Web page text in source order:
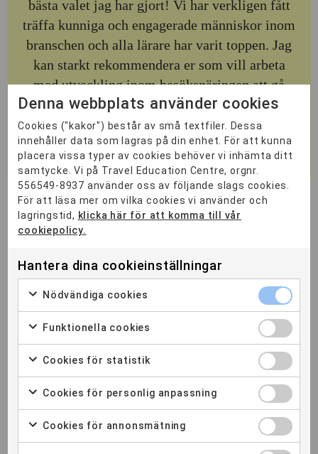
bästa valet jag har gjort! Vi har verkligen fått
träffa kunniga och engagerade människor inom
branschen och alla lärare har varit toppen. Jag
kan starkt rekommendera er som vill arbeta
med utveckling inom besöksnäringen att gå
denna utbildning.
Student
Ann-Sofie Nordgren
SÅ ANSÖKER DU
FAQ – VANLIGA FRÅGOR
COOKIEINSTÄLLNINGAR
Denna webbplats använder cookies
Cookies ("kakor") består av små textfiler. Dessa
innehåller data som lagras på din enhet. För att kunna
placera vissa typer av cookies behöver vi inhämta ditt
samtycke. Vi på Travel Education Centre, orgnr.
556549-8937 använder oss av följande slags cookies.
För att läsa mer om vilka cookies vi använder och
lagringstid, klicka här för att komma till vår
cookiepolicy.
Hantera dina cookieinställningar
Nödvändiga cookies
Funktionella cookies
Cookies för statistik
Cookies för personlig anpassning
Cookies för annonsmätning